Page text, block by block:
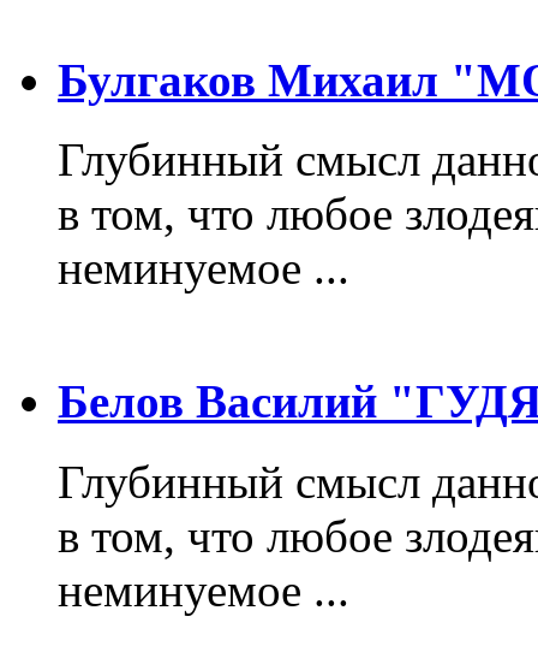
Булгаков Михаил
Глубинный смысл
в том, что любое
неминуемое ...
Белов Василий
Глубинный смысл
в том, что любое
неминуемое ...